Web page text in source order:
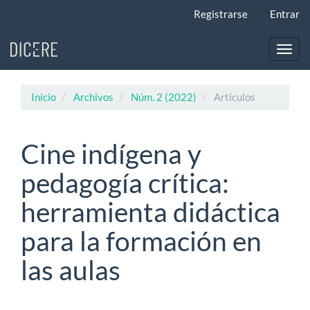
principal
Registrarse Entrar
Inicio Archivos Núm. 2 (2022) Artículos
Cine indígena y
pedagogía crítica:
herramienta didáctica
para la formación en
las aulas